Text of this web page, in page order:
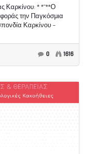
Καρκίνου: * *“**Ο
την Παγκόσμια
Καρκίνου –
0 1616